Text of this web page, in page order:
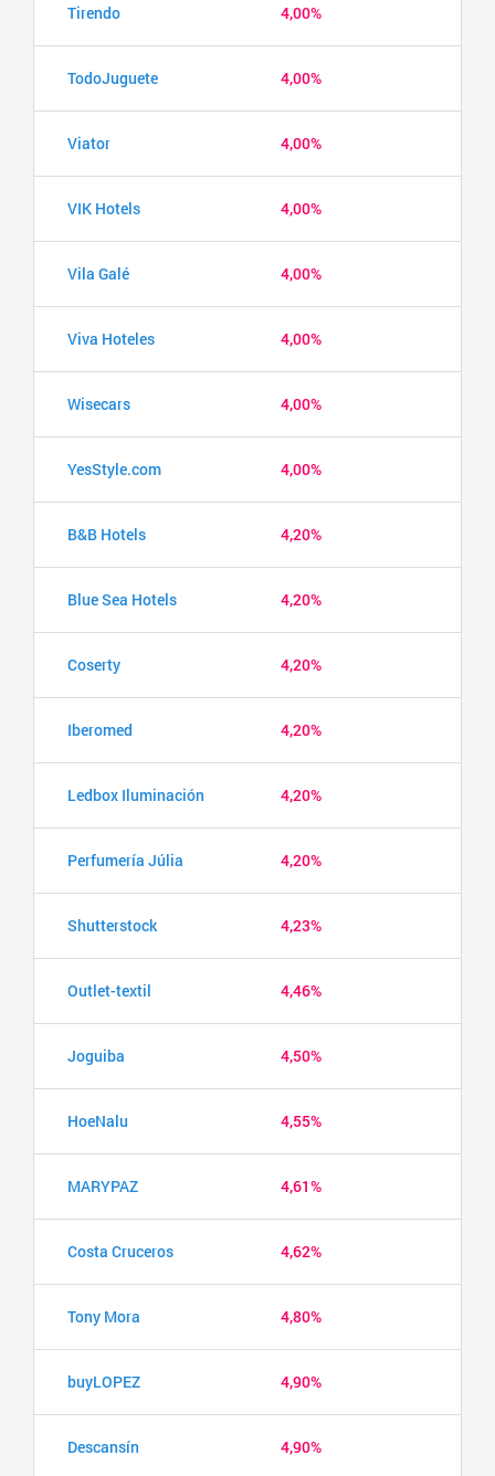
Tirendo 4,00%
TodoJuguete 4,00%
Viator 4,00%
VIK Hotels 4,00%
Vila Galé 4,00%
Viva Hoteles 4,00%
Wisecars 4,00%
YesStyle.com 4,00%
B&B Hotels 4,20%
Blue Sea Hotels 4,20%
Coserty 4,20%
Iberomed 4,20%
Ledbox Iluminación 4,20%
Perfumería Júlia 4,20%
Shutterstock 4,23%
Outlet-textil 4,46%
Joguiba 4,50%
HoeNalu 4,55%
MARYPAZ 4,61%
Costa Cruceros 4,62%
Tony Mora 4,80%
buyLOPEZ 4,90%
Descansín 4,90%